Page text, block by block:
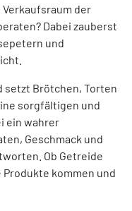
der
Dabei zauberst
und
setzt Brötchen, Torten
sorgfältigen und
ein wahrer
Geschmack und
Ob Getreide
kommen und